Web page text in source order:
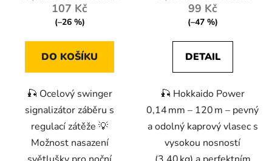
107 Kč
(–26 %)
DO KOŠÍKU
🎣 Ocelový swinger
signalizátor záběru s
regulací zátěže 💡
Možnost nasazení
99 Kč
(–47 %)
DETAIL
🎣 Hokkaido Power
0,14 mm – 120 m – pevný
a odolný kaprový vlasec s
vysokou nosností